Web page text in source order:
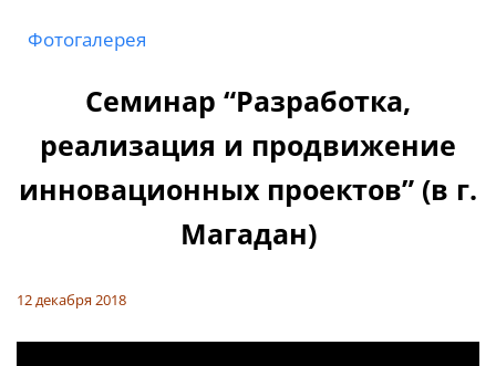
Фотогалерея
Семинар “Разработка,
реализация и продвижение
инновационных проектов” (в г.
Магадан)
12 декабря 2018